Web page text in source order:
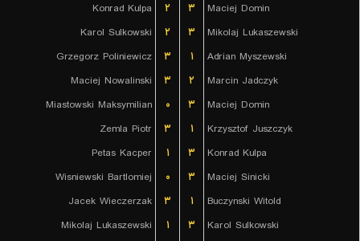
Konrad Kulpa
۲ ۳
Maciej Domin
Karol Sulkowski
۲ ۳
Mikolaj Lukaszewski
Grzegorz Poliniewicz
۳ ۱
Adrian Myszewski
Maciej Nowalinski
۳ ۲
Marcin Jadczyk
Miastowski Maksymilian
۰ ۳
Maciej Domin
Zemla Piotr
۳ ۱
Krzysztof Juszczyk
Petas Kacper
۱ ۳
Konrad Kulpa
Wisniewski Bartlomiej
۰ ۳
Maciej Sinicki
Jacek Wieczerzak
۳ ۱
Buczynski Witold
Mikolaj Lukaszewski
۱ ۳
Karol Sulkowski